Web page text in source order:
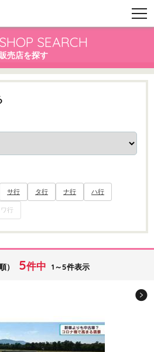
SHOP SEARCH
販売店を探す
サ行 タ行 ナ行 ハ行
ワ行
） 5件中 1～5件表示